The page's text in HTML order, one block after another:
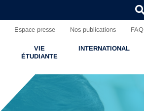
Espace presse Nos publications FAQ
VIE
ÉTUDIANTE
INTERNATIONAL